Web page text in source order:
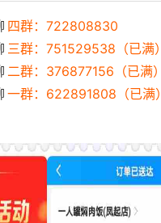
四群：722808830
三群：751529538（已满）
二群：376877156（已满）
一群：622891808（已满）